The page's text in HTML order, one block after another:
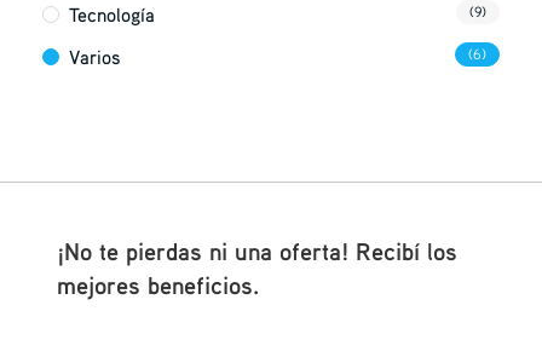
Tecnología (9)
Varios (6)
¡No te pierdas ni una oferta! Recibí los
mejores beneficios.